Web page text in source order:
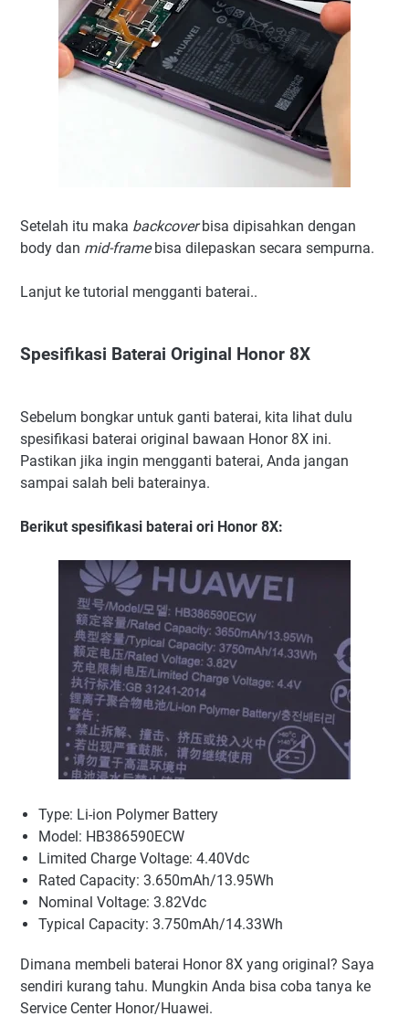
Setelah itu maka backcoverbisa dipisahkan dengan
body dan mid-framebisa dilepaskan secara sempurna.
Lanjut ke tutorial mengganti baterai..
Spesifikasi Baterai Original Honor 8X
Sebelum bongkar untuk ganti baterai, kita lihat dulu
spesifikasi baterai original bawaan Honor 8X ini.
Pastikan jika ingin mengganti baterai, Anda jangan
sampai salah beli baterainya.
Berikut spesifikasi baterai ori Honor 8X:
Type: Li-ion Polymer Battery
Model: HB386590ECW
Limited Charge Voltage: 4.40Vdc
Rated Capacity: 3.650mAh/13.95Wh
Nominal Voltage: 3.82Vdc
Typical Capacity: 3.750mAh/14.33Wh
Dimana membeli baterai Honor 8X yang original? Saya
sendiri kurang tahu. Mungkin Anda bisa coba tanya ke
Service Center Honor/Huawei.